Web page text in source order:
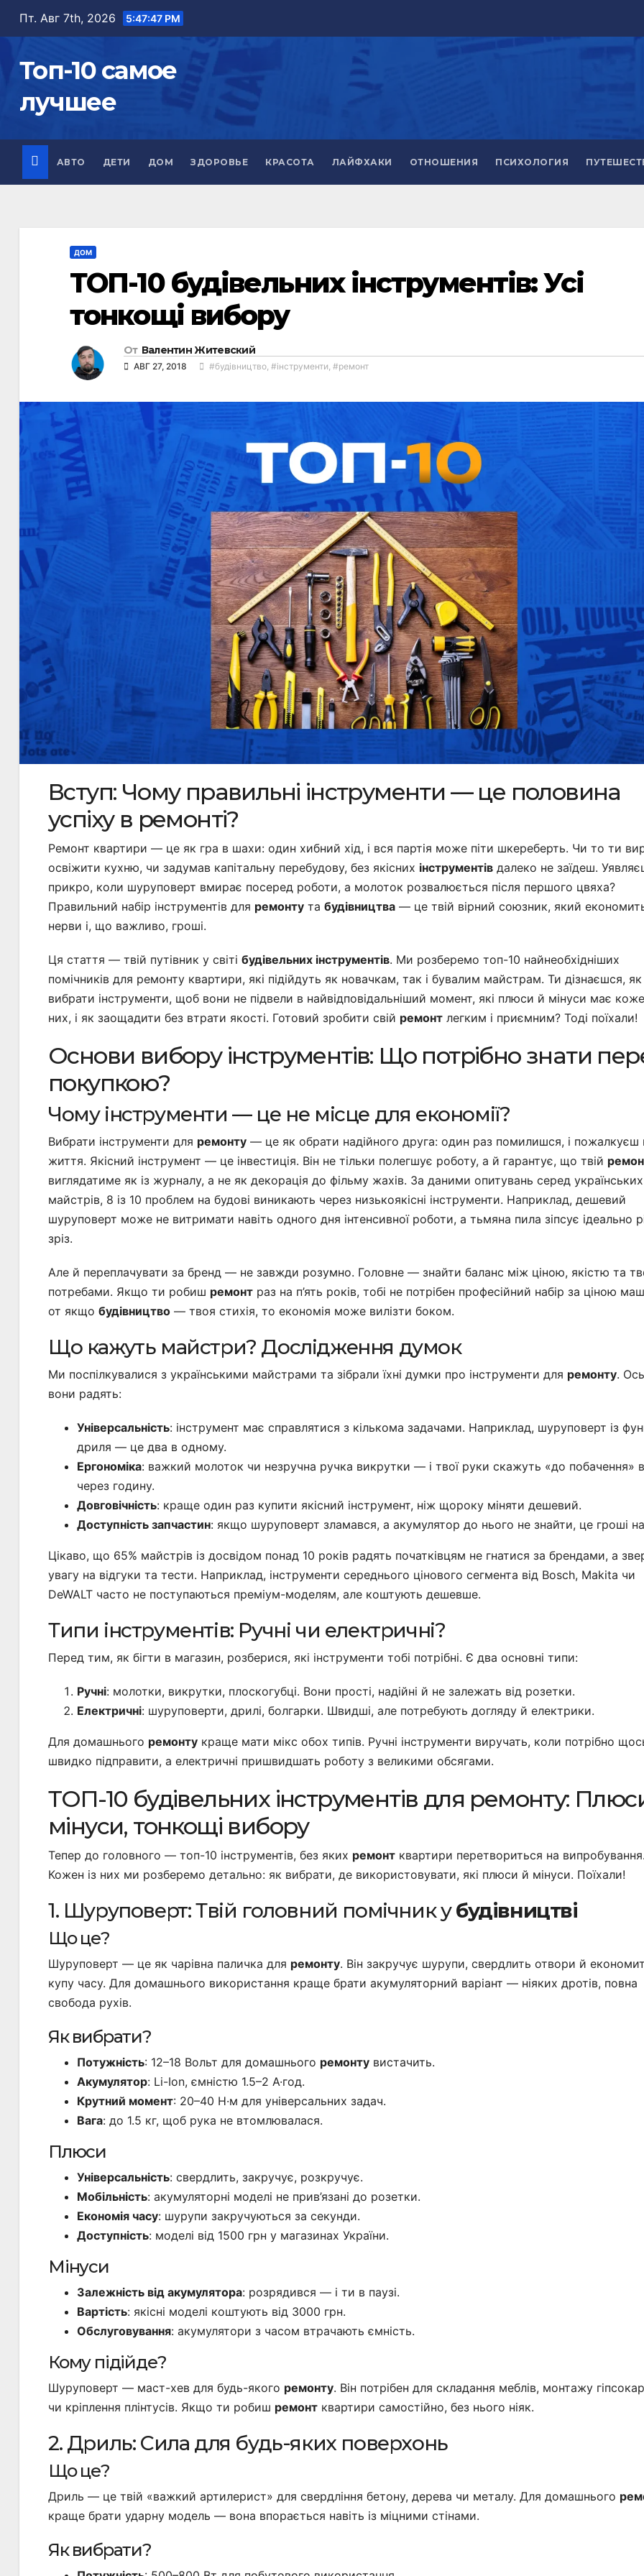
Пт. Авг 7th, 2026 5:47:48 PM
Топ-10 самое
лучшее
АВТО ДЕТИ ДОМ ЗДОРОВЬЕ КРАСОТА ЛАЙФХАКИ ОТНОШЕНИЯ ПСИХОЛОГИЯ
ДОМ
ТОП-10 будівельних інструментів: Усі
тонкощі вибору
От Валентин Житевский
АВГ 27, 2018 #будівництво, #інструменти, #ремонт
Вступ: Чому правильні інструменти — це половина
успіху в ремонті?
Ремонт квартири — це як гра в шахи: один хибний хід, і вся партія може піти шкереберть. Чи то ти
освіжити кухню, чи задумав капітальну перебудову, без якісних інструментів далеко не заїдеш.
прикро, коли шуруповерт вмирає посеред роботи, а молоток розвалюється після першого цвяха?
Правильний набір інструментів для ремонту та будівництва — це твій вірний союзник, який
нерви і, що важливо, гроші.
Ця стаття — твій путівник у світі будівельних інструментів. Ми розберемо топ-10 найнеобхідніших
помічників для ремонту квартири, які підійдуть як новачкам, так і бувалим майстрам. Ти дізнаєшся, як
вибрати інструменти, щоб вони не підвели в найвідповідальніший момент, які плюси й мінуси має
них, і як заощадити без втрати якості. Готовий зробити свій ремонт легким і приємним? Тоді поїхали!
Основи вибору інструментів: Що потрібно знати
покупкою?
Чому інструменти — це не місце для економії?
Вибрати інструменти для ремонту — це як обрати надійного друга: один раз помилишся, і пожалкуєш
життя. Якісний інструмент — це інвестиція. Він не тільки полегшує роботу, а й гарантує, що твій
виглядатиме як із журналу, а не як декорація до фільму жахів. За даними опитувань серед українських
майстрів, 8 із 10 проблем на будові виникають через низькоякісні інструменти. Наприклад, дешевий
шуруповерт може не витримати навіть одного дня інтенсивної роботи, а тьмяна пила зіпсує ідеально
зріз.
Але й переплачувати за бренд — не завжди розумно. Головне — знайти баланс між ціною, якістю та
потребами. Якщо ти робиш ремонт раз на п’ять років, тобі не потрібен професійний набір за ціною
от якщо будівництво — твоя стихія, то економія може вилізти боком.
Що кажуть майстри? Дослідження думок
Ми поспілкувалися з українськими майстрами та зібрали їхні думки про інструменти для ремонту.
вони радять:
Універсальність: інструмент має справлятися з кількома задачами. Наприклад, шуруповерт із
дриля — це два в одному.
Ергономіка: важкий молоток чи незручна ручка викрутки — і твої руки скажуть «до побачення»
через годину.
Довговічність: краще один раз купити якісний інструмент, ніж щороку міняти дешевий.
Доступність запчастин: якщо шуруповерт зламався, а акумулятор до нього не знайти, це гроші на
Цікаво, що 65% майстрів із досвідом понад 10 років радять початківцям не гнатися за брендами, а
увагу на відгуки та тести. Наприклад, інструменти середнього цінового сегмента від Bosch, Makita чи
DeWALT часто не поступаються преміум-моделям, але коштують дешевше.
Типи інструментів: Ручні чи електричні?
Перед тим, як бігти в магазин, розберися, які інструменти тобі потрібні. Є два основні типи:
Ручні: молотки, викрутки, плоскогубці. Вони прості, надійні й не залежать від розетки.
Електричні: шуруповерти, дрилі, болгарки. Швидші, але потребують догляду й електрики.
Для домашнього ремонту краще мати мікс обох типів. Ручні інструменти виручать, коли потрібно
швидко підправити, а електричні пришвидшать роботу з великими обсягами.
ТОП-10 будівельних інструментів для ремонту:
мінуси, тонкощі вибору
Тепер до головного — топ-10 інструментів, без яких ремонт квартири перетвориться на випробування.
Кожен із них ми розберемо детально: як вибрати, де використовувати, які плюси й мінуси. Поїхали!
1. Шуруповерт: Твій головний помічник убудівництві
Що це?
Шуруповерт — це як чарівна паличка для ремонту. Він закручує шурупи, свердлить отвори й
купу часу. Для домашнього використання краще брати акумуляторний варіант — ніяких дротів, повна
свобода рухів.
Як вибрати?
Потужність: 12–18 Вольт для домашнього ремонту вистачить.
Акумулятор: Li-Ion, ємністю 1.5–2 А·год.
Крутний момент: 20–40 Н·м для універсальних задач.
Вага: до 1.5 кг, щоб рука не втомлювалася.
Плюси
Універсальність: свердлить, закручує, розкручує.
Мобільність: акумуляторні моделі не прив’язані до розетки.
Економія часу: шурупи закручуються за секунди.
Доступність: моделі від 1500 грн у магазинах України.
Мінуси
Залежність від акумулятора: розрядився — і ти в паузі.
Вартість: якісні моделі коштують від 3000 грн.
Обслуговування: акумулятори з часом втрачають ємність.
Кому підійде?
Шуруповерт — маст-хев для будь-якого ремонту. Він потрібен для складання меблів, монтажу
чи кріплення плінтусів. Якщо ти робиш ремонт квартири самостійно, без нього ніяк.
2. Дриль: Сила для будь-яких поверхонь
Що це?
Дриль — це твій «важкий артилерист» для свердління бетону, дерева чи металу. Для домашнього
краще брати ударну модель — вона впорається навіть із міцними стінами.
Як вибрати?